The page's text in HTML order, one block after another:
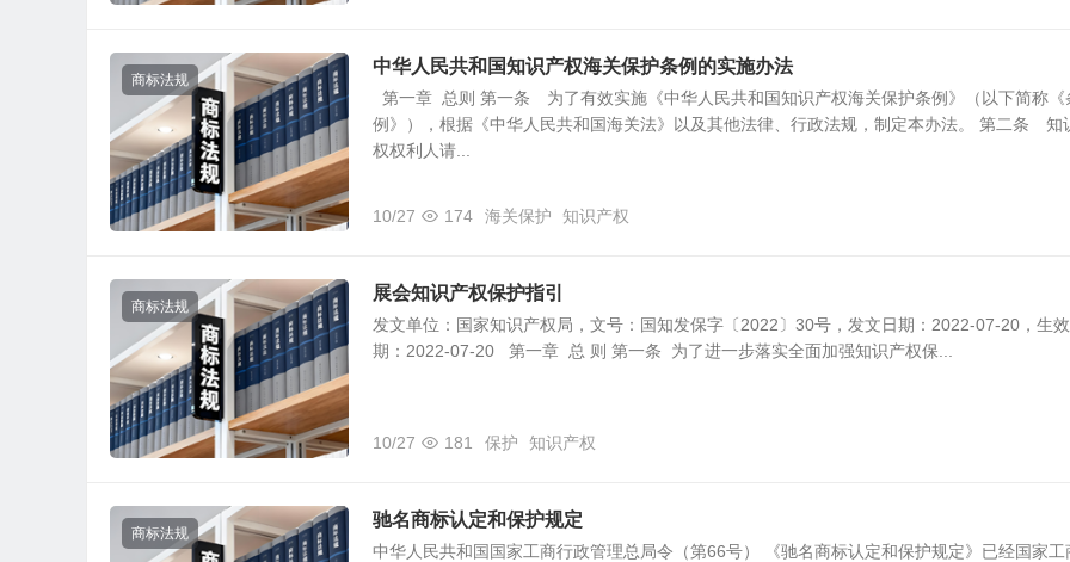
商标法规
中华人民共和国知识产权海关保护条例的实施办法
第一章 总则 第一条 为了有效实施《中华人民共和国知识产权海关保护条例》（以下简称《
例》），根据《中华人民共和国海关法》以及其他法律、行政法规，制定本办法。 第二条 知
权权利人请...
10/27 174 海关保护 知识产权
商标法规
展会知识产权保护指引
发文单位：国家知识产权局，文号：国知发保字〔2022〕30号，发文日期：2022-07-20，生
期：2022-07-20 第一章 总 则 第一条 为了进一步落实全面加强知识产权保...
10/27 181 保护 知识产权
商标法规
驰名商标认定和保护规定
中华人民共和国国家工商行政管理总局令（第66号） 《驰名商标认定和保护规定》已经国家工